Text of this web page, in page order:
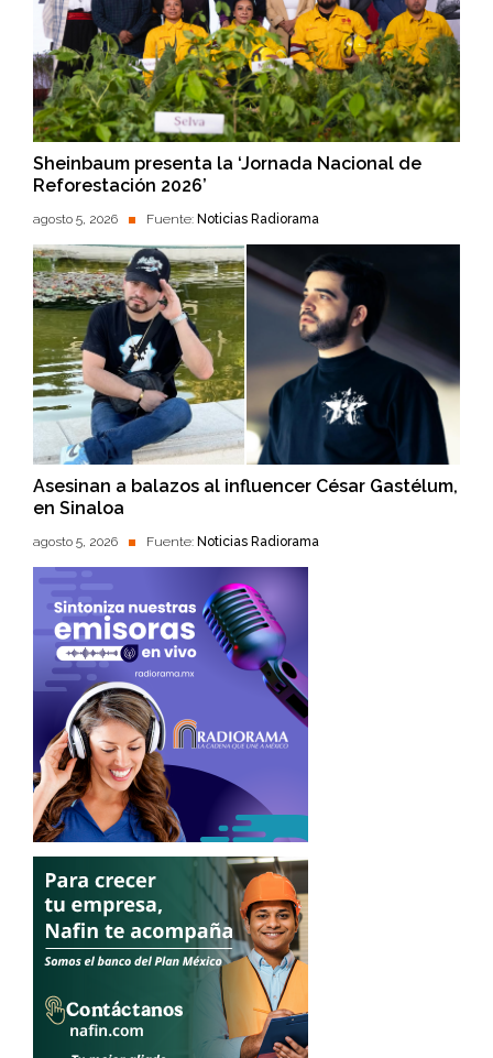
Sheinbaum presenta la ‘Jornada Nacional de
Reforestación 2026’
agosto 5, 2026 Fuente: Noticias Radiorama
Asesinan a balazos al influencer César Gastélum,
en Sinaloa
agosto 5, 2026 Fuente: Noticias Radiorama